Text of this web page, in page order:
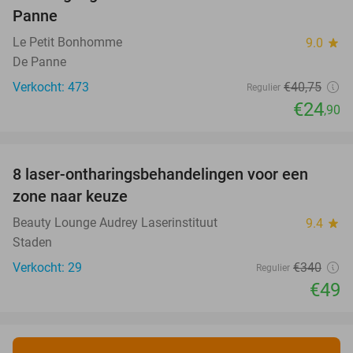
Panne
Le Petit Bonhomme 9.0 star
De Panne
Verkocht: 473
Regulier €40,75
€24,90
86%
8 laser-ontharingsbehandelingen voor een
zone naar keuze
Beauty Lounge Audrey Laserinstituut 9.4 star
Staden
Verkocht: 29
Regulier €340
€49